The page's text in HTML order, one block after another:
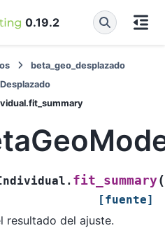
0.19.2
beta_geo_desplazado
fit_summary(
[fuente]
resultado del ajuste.